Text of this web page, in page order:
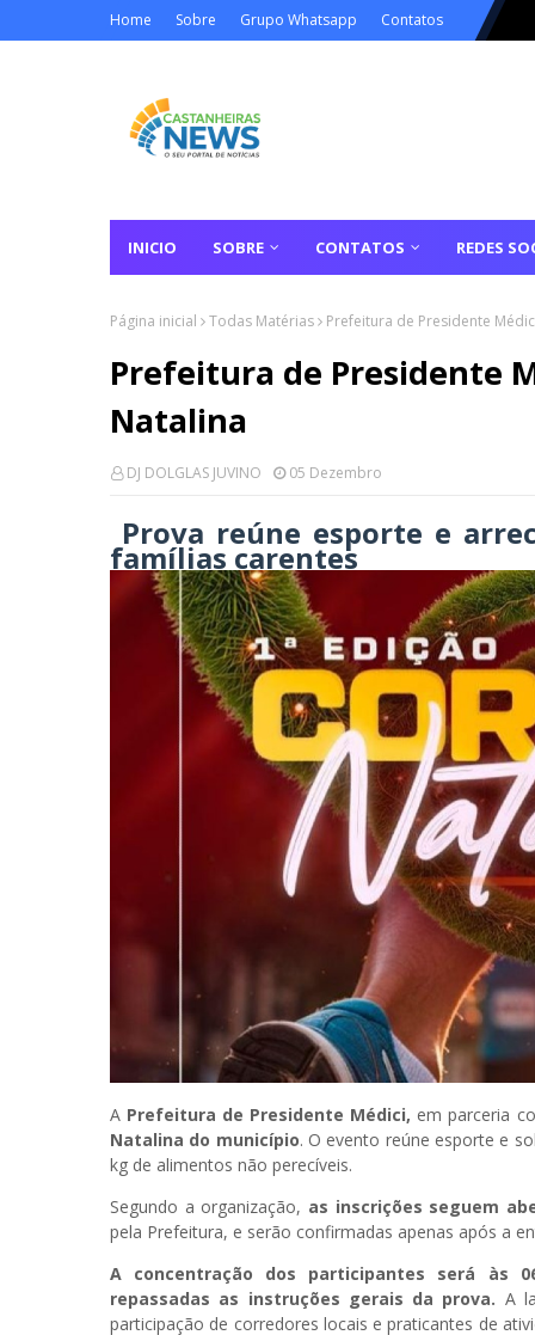
Home Sobre Grupo Whatsapp Contatos
INICIO SOBRE CONTATOS REDES
Página inicial Todas Matérias Prefeitura de Presidente
Prefeitura de Presidente
Natalina
DJ DOLGLAS JUVINO 05 Dezembro
Prova reúne esporte e
famílias carentes
A Prefeitura de Presidente Médici, em parceria
Natalina do município. O evento reúne esporte e
kg de alimentos não perecíveis.
Segundo a organização, as inscrições seguem
pela Prefeitura, e serão confirmadas apenas após a
A concentração dos participantes será às
repassadas as instruções gerais da prova. A
participação de corredores locais e praticantes de